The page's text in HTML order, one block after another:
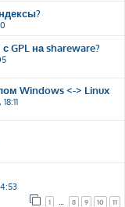
GPL на shareware?
Windows <-> Linux
1 8 9 10 11